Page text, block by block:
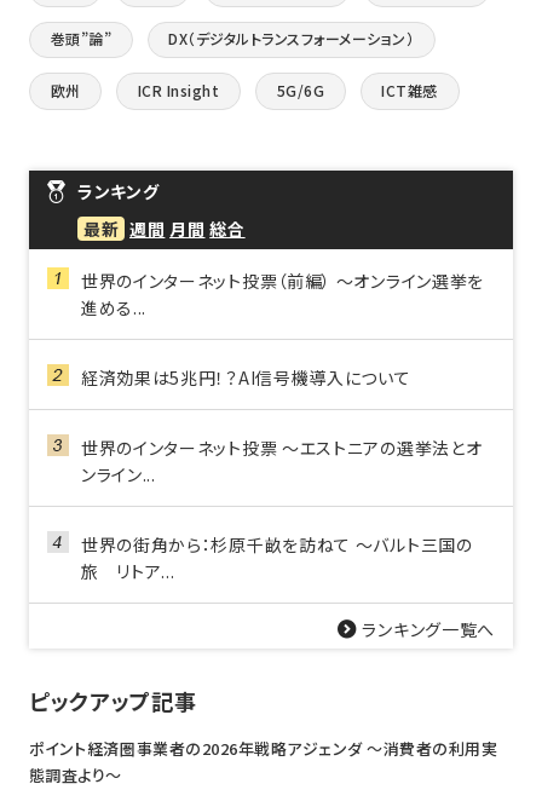
巻頭”論” DX（デジタルトランスフォーメーション）
欧州 ICR Insight 5G/6G ICT雑感
ランキング
最新 週間 月間 総合
世界のインターネット投票（前編） ～オンライン選挙を
進める...
経済効果は5兆円！？AI信号機導入について
世界のインターネット投票 ～エストニアの選挙法とオ
ンライン...
世界の街角から：杉原千畝を訪ねて ～バルト三国の
旅 リトア...
ランキング一覧へ
ピックアップ記事
ポイント経済圏事業者の2026年戦略アジェンダ 〜消費者の利用実
態調査より〜